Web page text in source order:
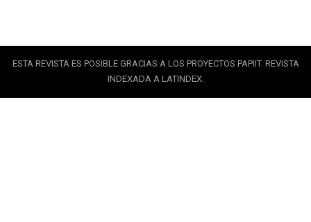
ESTA REVISTA ES POSIBLE GRACIAS A LOS PROYECTOS PAPIIT. REVISTA
INDEXADA A LATINDEX.